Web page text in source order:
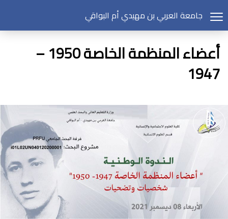
جامعة العربي بن مهيدي أم البواقي
أعضاء المنظمة الخاصة 1950 –
1947